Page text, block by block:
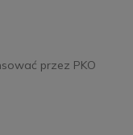
przez PKO